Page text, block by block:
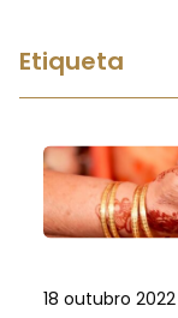
Etiqueta
18 outubro 2022